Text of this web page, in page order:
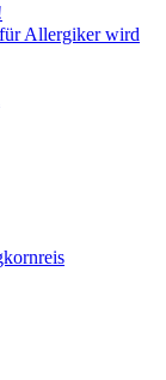
Allergiker wird